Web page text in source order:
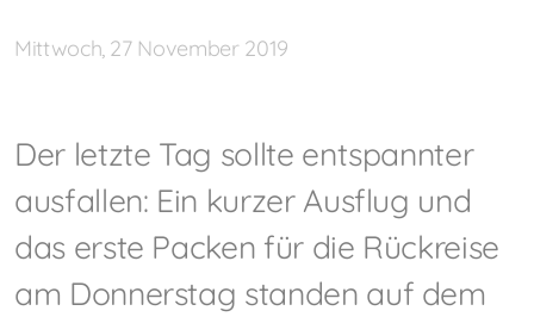
Mittwoch, 27 November 2019
Der letzte Tag sollte entspannter
ausfallen: Ein kurzer Ausflug und
das erste Packen für die Rückreise
am Donnerstag standen auf dem